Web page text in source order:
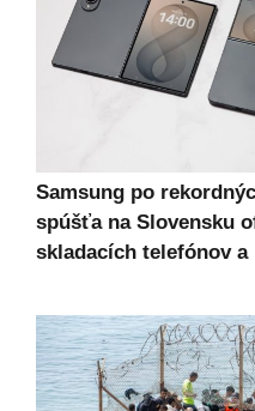
Samsung po
spúšťa na Slovensku
skladacích telefónov